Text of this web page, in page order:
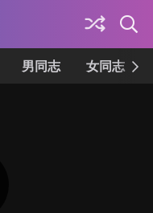
男同志 女同志